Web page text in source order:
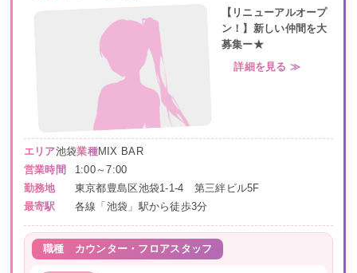
【リニューアルオープ
ン！】新しい仲間を大
募集ー★
詳細を見る ≫
エリア池袋業種MIX BAR
営業時間
1:00～7:00
勤務地
東京都豊島区池袋1-1-4 第三絆ビル5F
最寄駅
各線「池袋」駅から徒歩3分
職種 カウンター・フロアスタッフ